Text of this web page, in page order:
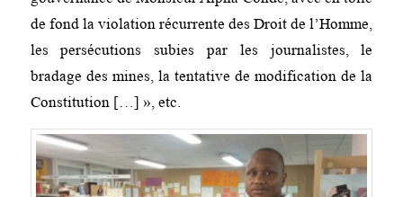
de fond la violation récurrente des Droit de l’Homme,
les persécutions subies par les journalistes, le
bradage des mines, la tentative de modification de la
Constitution […] », etc.